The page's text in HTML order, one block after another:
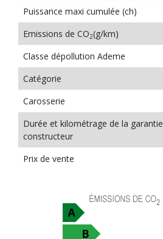
Puissance maxi cumulée (ch)
Emissions de CO2(g/km)
Classe dépollution Ademe
Catégorie
Carosserie
Durée et kilométrage de la garantie
constructeur
Prix de vente